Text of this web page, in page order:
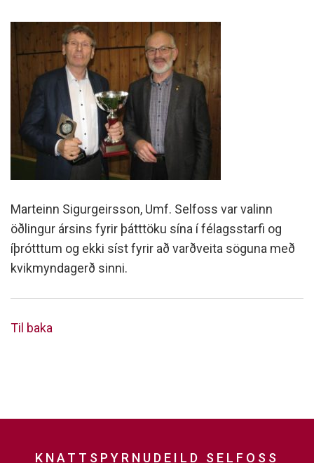
Marteinn Sigurgeirsson, Umf. Selfoss var valinn
öðlingur ársins fyrir þátttöku sína í félagsstarfi og
íþrótttum og ekki síst fyrir að varðveita söguna með
kvikmyndagerð sinni.
Til baka
KNATTSPYRNUDEILD SELFOSS